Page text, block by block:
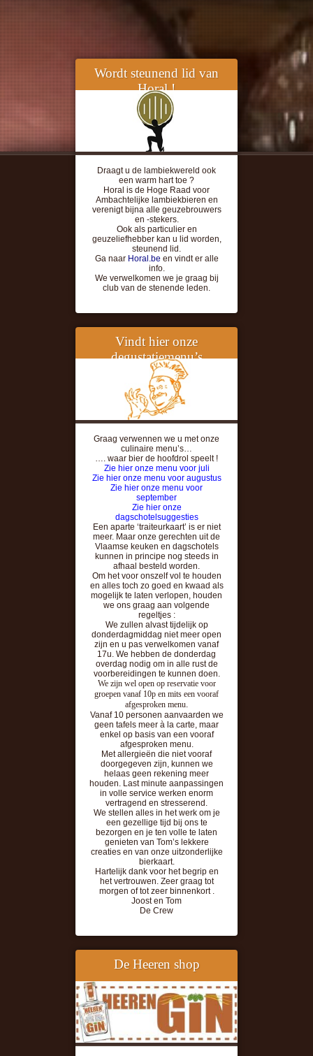
Wordt steunend lid van
Horal !
Draagt u de lambiekwereld ook
een warm hart toe ?
Horal is de Hoge Raad voor
Ambachtelijke lambiekbieren en
verenigt bijna alle geuzebrouwers
en -stekers.
Ook als particulier en
geuzeliefhebber kan u lid worden,
steunend lid.
Ga naar Horal.be en vindt er alle
info.
We verwelkomen we je graag bij
club van de stenende leden.
Vindt hier onze
degustatiemenu’s
Graag verwennen we u met onze
culinaire menu’s…
…. waar bier de hoofdrol speelt !
Zie hier onze menu voor juli
Zie hier onze menu voor augustus
Zie hier onze menu voor
september
Zie hier onze
dagschotelsuggesties
Een aparte ‘traiteurkaart’ is er niet
meer. Maar onze gerechten uit de
Vlaamse keuken en dagschotels
kunnen in principe nog steeds in
afhaal besteld worden.
Om het voor onszelf vol te houden
en alles toch zo goed en kwaad als
mogelijk te laten verlopen, houden
we ons graag aan volgende
regeltjes :
We zullen alvast tijdelijk op
donderdagmiddag niet meer open
zijn en u pas verwelkomen vanaf
17u. We hebben de donderdag
overdag nodig om in alle rust de
voorbereidingen te kunnen doen.
We zijn wel open op reservatie voor
groepen vanaf 10p en mits een vooraf
afgesproken menu.
Vanaf 10 personen aanvaarden we
geen tafels meer à la carte, maar
enkel op basis van een vooraf
afgesproken menu.
Met allergieën die niet vooraf
doorgegeven zijn, kunnen we
helaas geen rekening meer
houden. Last minute aanpassingen
in volle service werken enorm
vertragend en stresserend.
We stellen alles in het werk om je
een gezellige tijd bij ons te
bezorgen en je ten volle te laten
genieten van Tom’s lekkere
creaties en van onze uitzonderlijke
bierkaart.
Hartelijk dank voor het begrip en
het vertrouwen. Zeer graag tot
morgen of tot zeer binnenkort .
Joost en Tom
De Crew
De Heeren shop